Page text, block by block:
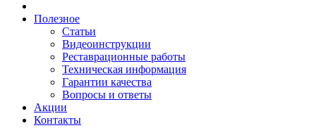
Полезное
Статьи
Видеоинструкции
Реставрационные работы
Техническая информация
Гарантии качества
Вопросы и ответы
Акции
Контакты